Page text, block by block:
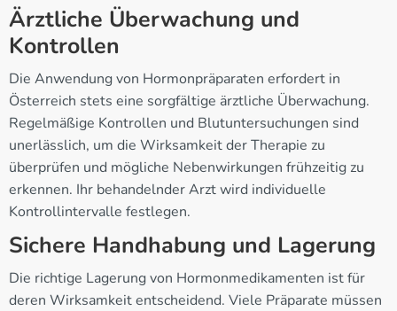
Ärztliche Überwachung und
Kontrollen
Die Anwendung von Hormonpräparaten erfordert in
Österreich stets eine sorgfältige ärztliche Überwachung.
Regelmäßige Kontrollen und Blutuntersuchungen sind
unerlässlich, um die Wirksamkeit der Therapie zu
überprüfen und mögliche Nebenwirkungen frühzeitig zu
erkennen. Ihr behandelnder Arzt wird individuelle
Kontrollintervalle festlegen.
Sichere Handhabung und Lagerung
Die richtige Lagerung von Hormonmedikamenten ist für
deren Wirksamkeit entscheidend. Viele Präparate müssen